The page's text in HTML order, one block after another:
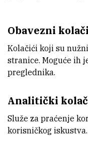
VANJSKI LINK ZA
Vidi na croris.hr
MODEL
Evo safe - series, tip VF
Obavezni
Kolačići koji su
stranice. Moguće ih
preglednika.
Analitički
Služe za praćenje
korisničkog iskustva.